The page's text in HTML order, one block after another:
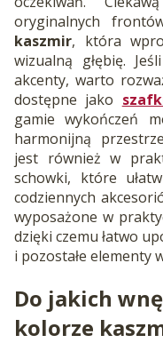
oryginalnych
kaszmir, która
wizualną głębię.
akcenty, warto
dostępne jako
gamie wykończeń
harmonijną
jest również w
schowki, które
codziennych
wyposażone w
dzięki czemu łatwo
i pozostałe elementy
Do jakich
kolorze